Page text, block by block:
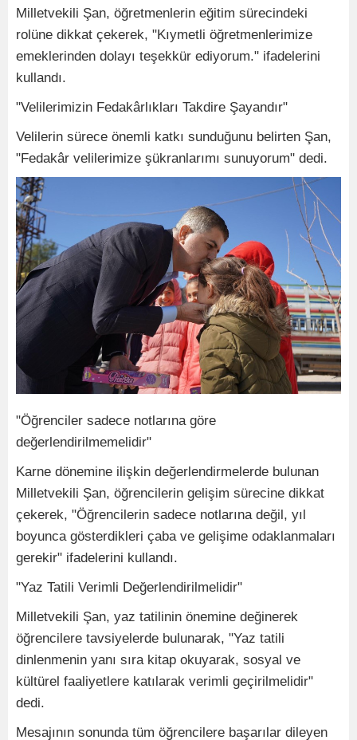
Milletvekili Şan, öğretmenlerin eğitim sürecindeki
rolüne dikkat çekerek, "Kıymetli öğretmenlerimize
emeklerinden dolayı teşekkür ediyorum." ifadelerini
kullandı.
"Velilerimizin Fedakârlıkları Takdire Şayandır"
Velilerin sürece önemli katkı sunduğunu belirten Şan,
"Fedakâr velilerimize şükranlarımı sunuyorum" dedi.
"Öğrenciler sadece notlarına göre
değerlendirilmemelidir"
Karne dönemine ilişkin değerlendirmelerde bulunan
Milletvekili Şan, öğrencilerin gelişim sürecine dikkat
çekerek, "Öğrencilerin sadece notlarına değil, yıl
boyunca gösterdikleri çaba ve gelişime odaklanmaları
gerekir" ifadelerini kullandı.
"Yaz Tatili Verimli Değerlendirilmelidir"
Milletvekili Şan, yaz tatilinin önemine değinerek
öğrencilere tavsiyelerde bulunarak, "Yaz tatili
dinlenmenin yanı sıra kitap okuyarak, sosyal ve
kültürel faaliyetlere katılarak verimli geçirilmelidir"
dedi.
Mesajının sonunda tüm öğrencilere başarılar dileyen